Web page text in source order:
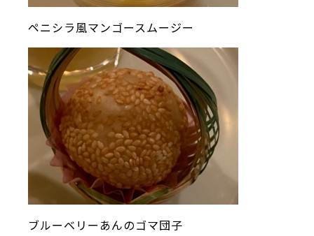
ペニシラ風マンゴースムージー
ブルーベリーあんのゴマ団子